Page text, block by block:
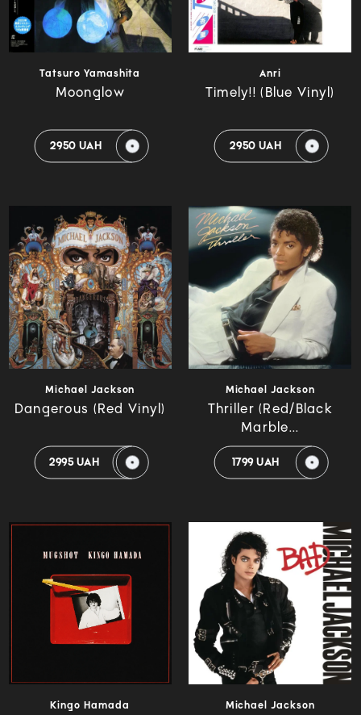
Tatsuro Yamashita
Moonglow
2950 UAH
Anri
Timely!! (Blue Vinyl)
2950 UAH
Michael Jackson
Dangerous (Red Vinyl)
2995 UAH
Michael Jackson
Thriller (Red/Black
Marble...
1799 UAH
Kingo Hamada Michael Jackson